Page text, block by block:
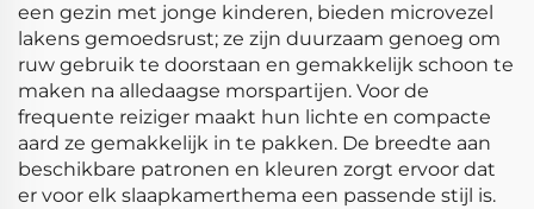
een gezin met jonge kinderen, bieden microvezel
lakens gemoedsrust; ze zijn duurzaam genoeg om
ruw gebruik te doorstaan en gemakkelijk schoon te
maken na alledaagse morspartijen. Voor de
frequente reiziger maakt hun lichte en compacte
aard ze gemakkelijk in te pakken. De breedte aan
beschikbare patronen en kleuren zorgt ervoor dat
er voor elk slaapkamerthema een passende stijl is.